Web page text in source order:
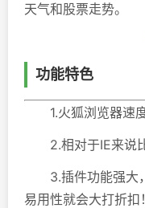
天气和股票走势。
功能特色
1.火狐浏览器速度
2.相对于IE来说
3.插件功能强大，
易用性就会大打折扣！